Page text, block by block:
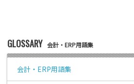
GLOSSARY 会計・ERP用語集
会計・ERP用語集